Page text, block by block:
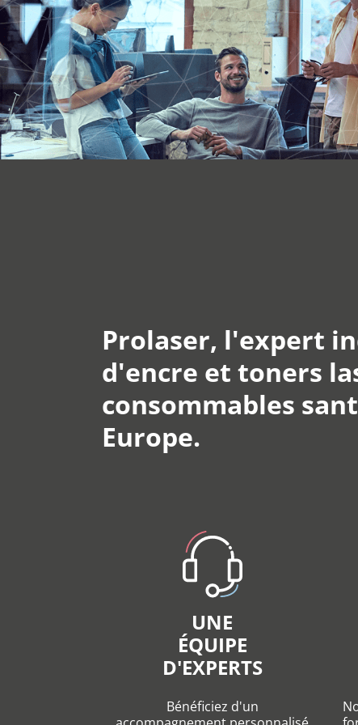
Prolaser, l'expert
d'encre et toners
consommables
Europe.
UNE
ÉQUIPE
D'EXPERTS
Bénéficiez d'un